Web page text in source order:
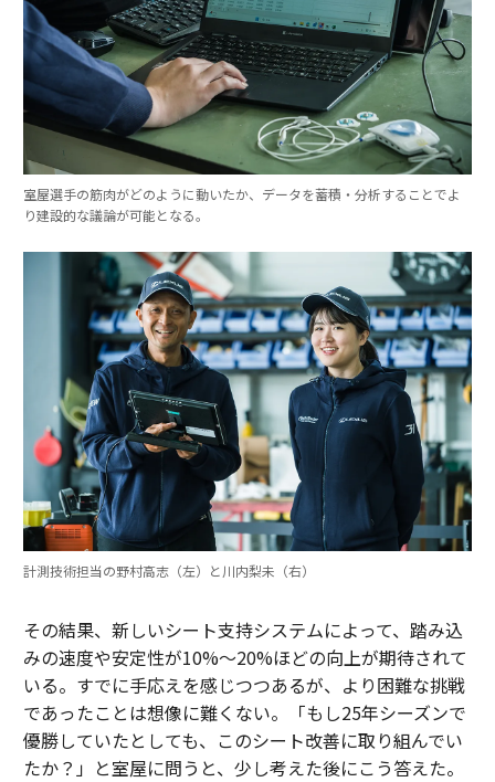
室屋選手の筋肉がどのように動いたか、データを蓄積・分析することでよ
り建設的な議論が可能となる。
計測技術担当の野村高志（左）と川内梨未（右）
その結果、新しいシート支持システムによって、踏み込
みの速度や安定性が10%〜20%ほどの向上が期待されて
いる。すでに手応えを感じつつあるが、より困難な挑戦
であったことは想像に難くない。「もし25年シーズンで
優勝していたとしても、このシート改善に取り組んでい
たか？」と室屋に問うと、少し考えた後にこう答えた。